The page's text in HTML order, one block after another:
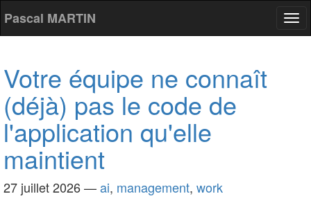
Pascal MARTIN
Votre équipe ne connaît
(déjà) pas le code de
l'application qu'elle
maintient
27 juillet 2026—ai, management, work